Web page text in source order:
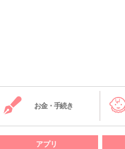
お金・手続き
アプリ